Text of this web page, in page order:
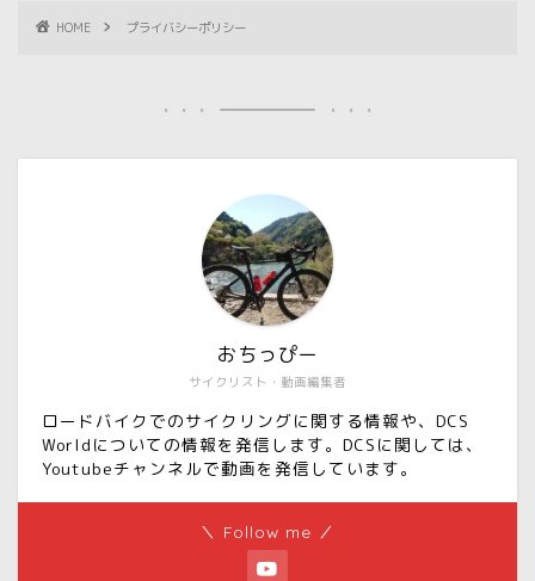
HOME プライバシーポリシー
サイクリスト・動画編集者
おちっぴー
ロードバイクでのサイクリングに関する情報や、DCS
Worldについての情報を発信します。DCSに関しては、
Youtubeチャンネルで動画を発信しています。
＼ Follow me ／